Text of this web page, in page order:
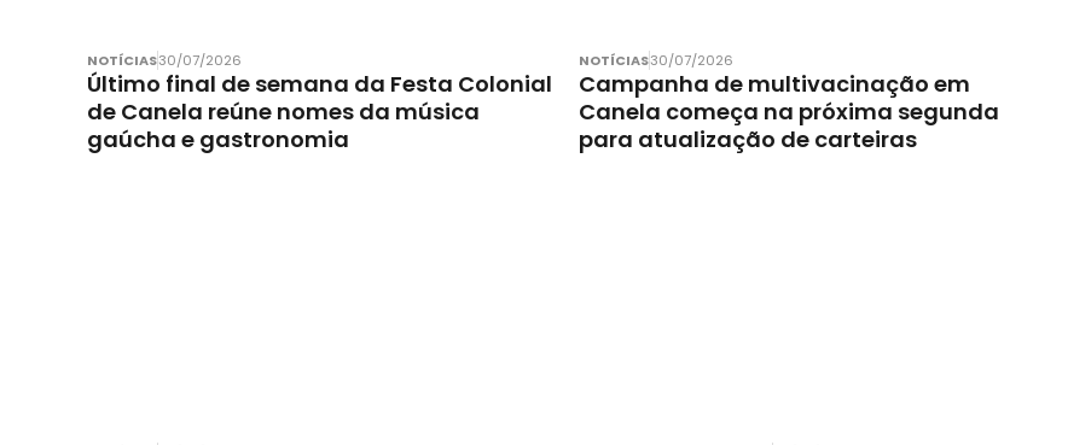
NOTÍCIAS30/07/2026
Último final de semana da Festa Colonial
de Canela reúne nomes da música
gaúcha e gastronomia
NOTÍCIAS30/07/2026
Campanha de multivacinação em
Canela começa na próxima segunda
para atualização de carteiras